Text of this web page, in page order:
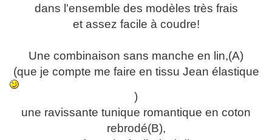
dans l'ensemble des modèles très frais
et assez facile à coudre!
Une combinaison sans manche en lin,(A)
(que je compte me faire en tissu Jean élastique
)
une ravissante tunique romantique en coton
rebrodé(B),